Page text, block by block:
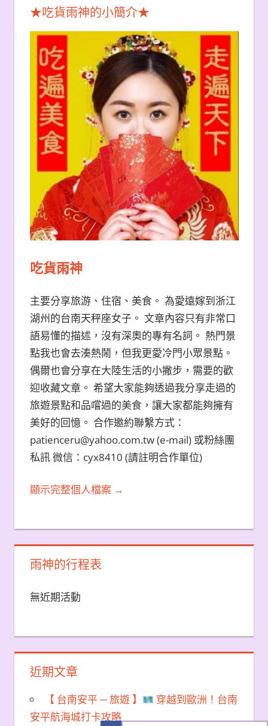
★吃貨雨神的小簡介★
吃貨雨神
主要分享旅游、住宿、美食。 為愛遠嫁到浙江
湖州的台南天秤座女子。 文章內容只有非常口
語易懂的描述，沒有深奧的專有名詞。 熱門景
點我也會去湊熱鬧，但我更愛冷門小眾景點。
偶爾也會分享在大陸生活的小撇步，需要的歡
迎收藏文章。 希望大家能夠透過我分享走過的
旅遊景點和品嚐過的美食，讓大家都能夠擁有
美好的回憶。 合作邀約聯繫方式：
patienceru@yahoo.com.tw (e-mail) 或粉絲團
私訊 微信：cyx8410 (請註明合作單位)
顯示完整個人檔案 →
雨神的行程表
無近期活動
近期文章
【 台南安平 ─ 旅遊 】
穿越到歐洲！台南
安平航海城打卡攻略